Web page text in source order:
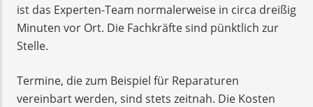
ist das Experten-Team normalerweise in circa dreißig
Minuten vor Ort. Die Fachkräfte sind pünktlich zur
Stelle.
Termine, die zum Beispiel für Reparaturen
vereinbart werden, sind stets zeitnah. Die Kosten